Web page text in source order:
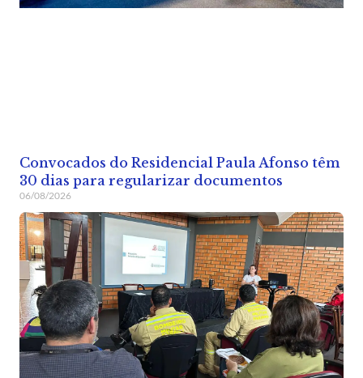
Convocados do Residencial Paula Afonso têm
30 dias para regularizar documentos
06/08/2026